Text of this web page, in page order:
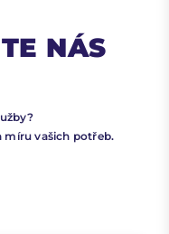
NÁS
míru vašich potřeb.